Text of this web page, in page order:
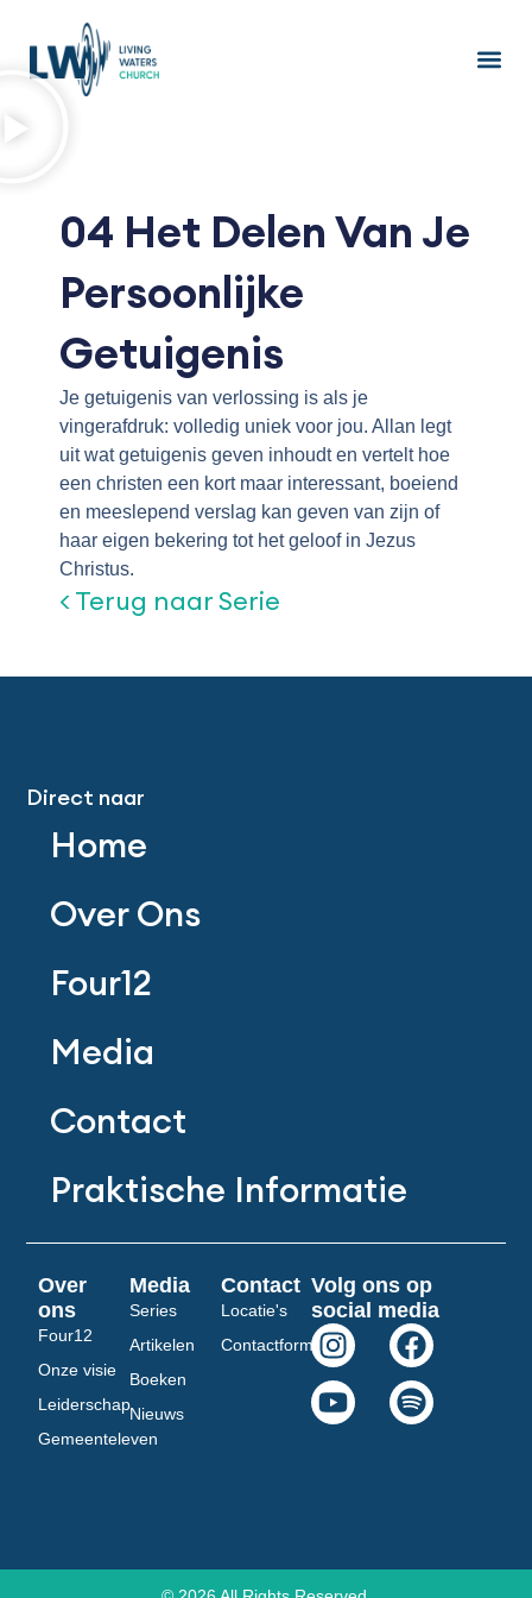
naar
04 Het Delen Van Je
Persoonlijke
Getuigenis
Je getuigenis van verlossing is als je
vingerafdruk: volledig uniek voor jou. Allan legt
uit wat getuigenis geven inhoudt en vertelt hoe
een christen een kort maar interessant, boeiend
en meeslepend verslag kan geven van zijn of
haar eigen bekering tot het geloof in Jezus
Christus.
< Terug naar Serie
Direct naar
Home
Over Ons
Four12
Media
Contact
Praktische Informatie
Over
ons
Four12
Onze visie
Leiderschap
Gemeenteleven
Media
Series
Artikelen
Boeken
Nieuws
Contact
Locatie's
Contactformulier
Volg ons op
social media
I
n
s
t
m
F
a
c
e
Y
o
u
t
S
p
o
t